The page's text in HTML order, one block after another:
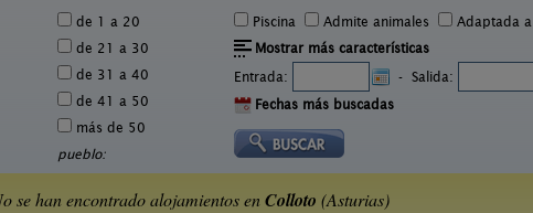
de 1 a 20
de 21 a 30
de 31 a 40
de 41 a 50
más de 50
pueblo:
Piscina Admite animales
Adaptada
Mostrar más características
Entrada:
- Salida:
Fechas más buscadas
se han encontrado alojamientos enColloto (Asturias)